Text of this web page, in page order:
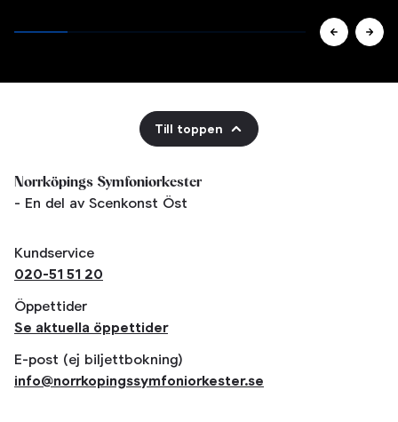
Till toppen
Norrköpings Symfoniorkester
- En del av Scenkonst Öst
Kundservice
020-51 51 20
Öppettider
Se aktuella öppettider
E-post (ej biljettbokning)
info@norrkopingssymfoniorkester.se